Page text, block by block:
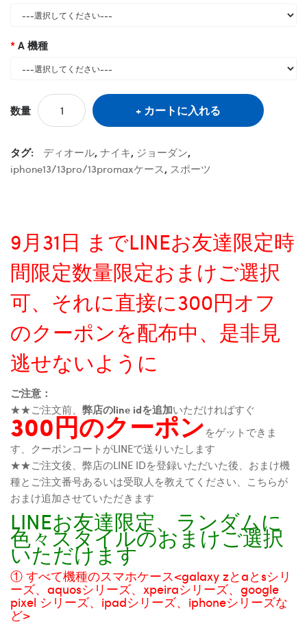
A 機種
数量 カートに入れる
タグ: ディオール, ナイキ, ジョーダン,
iphone13/13pro/13promaxケース, スポーツ
9月31日 までLINEお友達限定時
間限定数量限定おまけご選択
可、それに直接に300円オフ
のクーポンを配布中、是非見
逃せないように
ご注意：
★★ご注文前、 弊店のline idを追加いただければすぐ
300円のクーポンをゲットできま
す、クーポンコートがLINEで送りいたします
★★ご注文後、弊店のLINE IDを登録いただいた後、おまけ機
種とご注文番号あるいは受取人を教えてください、こちらが
おまけ追加させていただきます
LINEお友達限定、ランダムに
色々スタイルのおまけご選択
いただけます
① すべて機種のスマホケース<galaxy zとaとsシリ
ーズ、aquosシリーズ、xpeiraシリーズ、google
pixel シリーズ、ipadシリーズ、iphoneシリーズな
ど>